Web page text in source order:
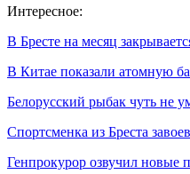
Интересное:
В Бресте на месяц
В Китае показали атомную
Белорусский рыбак чуть не
Спортсменка из Бреста
Генпрокурор озвучил новые